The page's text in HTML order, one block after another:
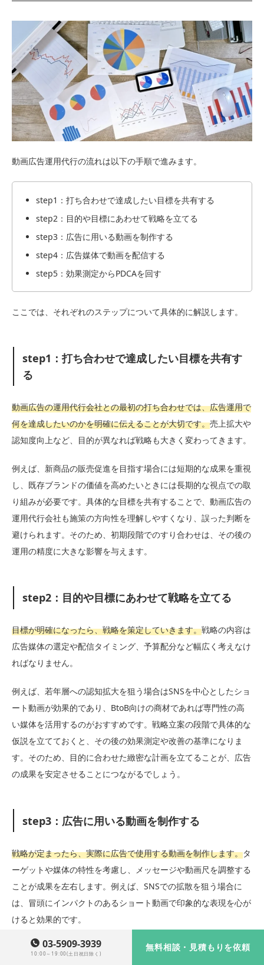
動画広告運用代行の流れは以下の手順で進みます。
step1：打ち合わせで達成したい目標を共有する
step2：目的や目標にあわせて戦略を立てる
step3：広告に用いる動画を制作する
step4：広告媒体で動画を配信する
step5：効果測定からPDCAを回す
ここでは、それぞれのステップについて具体的に解説します。
step1：打ち合わせで達成したい目標を共有す
る
動画広告の運用代行会社との最初の打ち合わせでは、広告運用で
何を達成したいのかを明確に伝えることが大切です。売上拡大や
認知度向上など、目的が異なれば戦略も大きく変わってきます。
例えば、新商品の販売促進を目指す場合には短期的な成果を重視
し、既存ブランドの価値を高めたいときには長期的な視点での取
り組みが必要です。具体的な目標を共有することで、動画広告の
運用代行会社も施策の方向性を理解しやすくなり、誤った判断を
避けられます。そのため、初期段階でのすり合わせは、その後の
運用の精度に大きな影響を与えます。
step2：目的や目標にあわせて戦略を立てる
目標が明確になったら、戦略を策定していきます。戦略の内容は
広告媒体の選定や配信タイミング、予算配分など幅広く考えなけ
ればなりません。
例えば、若年層への認知拡大を狙う場合はSNSを中心としたショ
ート動画が効果的であり、BtoB向けの商材であれば専門性の高
い媒体を活用するのがおすすめです。戦略立案の段階で具体的な
仮説を立てておくと、その後の効果測定や改善の基準になりま
す。そのため、目的に合わせた緻密な計画を立てることが、広告
の成果を安定させることにつながるでしょう。
step3：広告に用いる動画を制作する
戦略が定まったら、実際に広告で使用する動画を制作します。タ
ーゲットや媒体の特性を考慮し、メッセージや動画尺を調整する
ことが成果を左右します。例えば、SNSでの拡散を狙う場合に
は、冒頭にインパクトのあるショート動画で印象的な表現を心が
けると効果的です。
一方、WEBサイトでの訴求に活用するなら、やや長めの動画で商
03-5909-3939
10:00～19:00(土日祝日除く)
無料相談・見積もりを依頼